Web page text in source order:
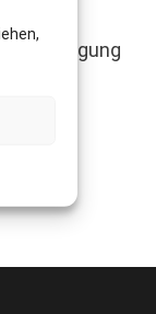
Verfügung